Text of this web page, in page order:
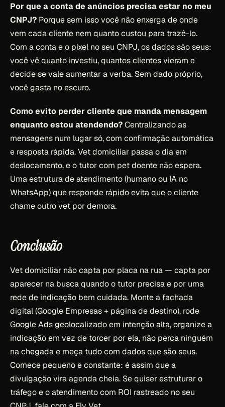
Por que a conta de anúncios precisa estar no meu
CNPJ? Porque sem isso você não enxerga de onde
vem cada cliente nem quanto custou para trazê-lo.
Com a conta e o pixel no seu CNPJ, os dados são seus:
você vê quanto investiu, quantos clientes vieram e
decide se vale aumentar a verba. Sem dado próprio,
você gasta no escuro.
Como evito perder cliente que manda mensagem
enquanto estou atendendo?Centralizando as
mensagens num lugar só, com confirmação automática
e resposta rápida. Vet domiciliar passa o dia em
deslocamento, e o tutor com pet doente não espera.
Uma estrutura de atendimento (humano ou IA no
WhatsApp) que responde rápido evita que o cliente
chame outro vet por demora.
Conclusão
Vet domiciliar não capta por placa na rua — capta por
aparecer na busca quando o tutor precisa e por uma
rede de indicação bem cuidada. Monte a fachada
digital (Google Empresas + página de destino), rode
Google Ads geolocalizado em intenção alta, organize a
indicação em vez de torcer por ela, não perca ninguém
na chegada e meça tudo com dados que são seus.
Comece pequeno e constante: é assim que a
divulgação vira agenda cheia. Se quiser estruturar o
tráfego e o atendimento com ROI rastreado no seu